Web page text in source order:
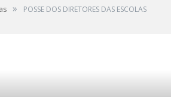
»
POSSE DOS DIRETORES DAS ESCOLAS